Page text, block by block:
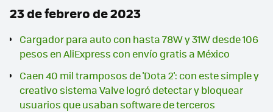
23 de febrero de 2023
Cargador para auto con hasta 78W y 31W desde 106
pesos en AliExpress con envío gratis a México
Caen 40 mil tramposos de 'Dota 2': con este simple y
creativo sistema Valve logró detectar y bloquear
usuarios que usaban software de terceros